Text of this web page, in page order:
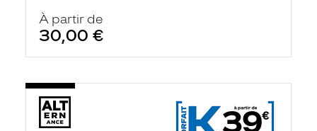
À partir de
30,00 €